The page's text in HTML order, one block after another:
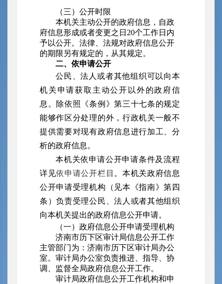
（三）公开时限
本机关主动公开的政府信息，自政
府信息形成或者变更之日20个工作日内
予以公开。法律、法规对政府信息公开
的期限另有规定的，从其规定。
二、依申请公开
公民、法人或者其他组织可以向本
机关申请获取主动公开以外的政府信
息。除依照《条例》第三十七条的规定
能够作区分处理的外，行政机关一般不
提供需要对现有政府信息进行加工、分
析的政府信息。
本机关依申请公开申请条件及流程
详见依申请公开栏目 。本机关政府信息
公开申请受理机构（见本《指南》第四
条）负责受理公民、法人或者其他组织
向本机关提出的政府信息公开申请。
（一）政府信息公开申请受理机构
济南市历下区审计局信息公开工作
主管部门为：济南市历下区审计局办公
室。审计局办公室负责推进、指导、协
调、监督全局政府信息公开工作。
审计局政府信息公开工作机构和申